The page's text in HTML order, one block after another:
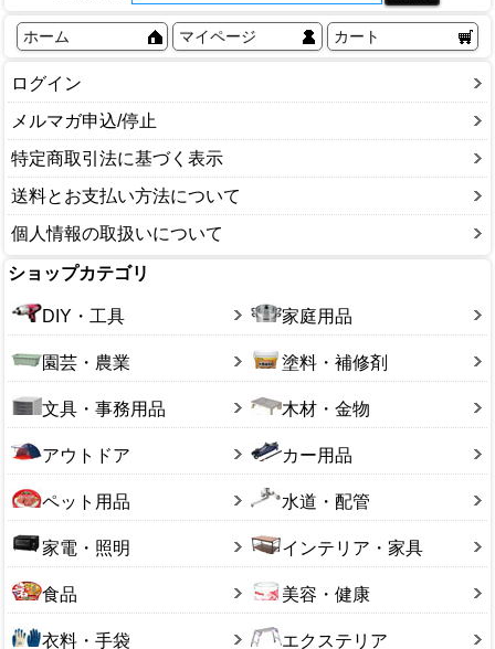
ホーム マイページ カート
ログイン
メルマガ申込/停止
特定商取引法に基づく表示
送料とお支払い方法について
個人情報の取扱いについて
ショップカテゴリ
DIY・工具 家庭用品
園芸・農業 塗料・補修剤
文具・事務用品 木材・金物
アウトドア カー用品
ペット用品 水道・配管
家電・照明 インテリア・家具
食品 美容・健康
衣料・手袋 エクステリア